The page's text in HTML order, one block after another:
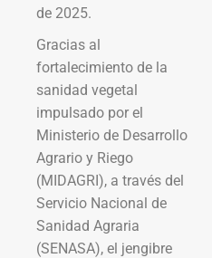
de 2025.
Gracias al
fortalecimiento de la
sanidad vegetal
impulsado por el
Ministerio de Desarrollo
Agrario y Riego
(MIDAGRI), a través del
Servicio Nacional de
Sanidad Agraria
(SENASA), el jengibre